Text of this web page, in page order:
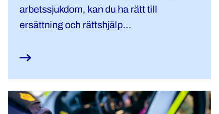
arbetssjukdom, kan du ha rätt till
ersättning och rättshjälp...